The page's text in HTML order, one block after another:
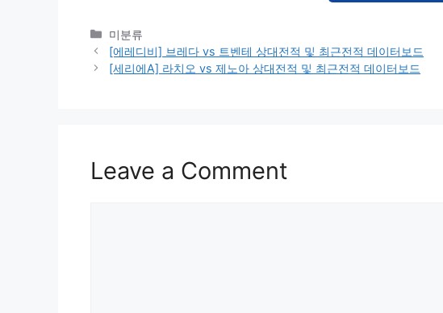
Categories
미분류
[에레디비] 브레다 vs 트벤테 상대전적 및 최근전적 데이터보드
[세리에A] 라치오 vs 제노아 상대전적 및 최근전적 데이터보드
Leave a Comment